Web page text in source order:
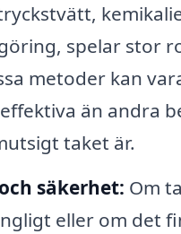
spelar stor
metoder kan
än andra
taket är.
säkerhet: Om
eller om det